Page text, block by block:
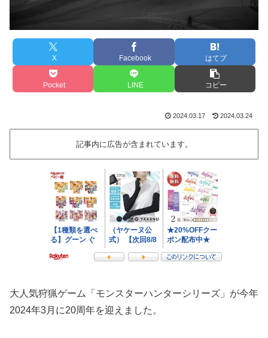
X Facebook はてブ
Pocket LINE コピー
2024.03.17 2024.03.24
記事内に広告が含まれています。
大人気狩猟ゲーム「モンスターハンターシリーズ」が今年
2024年3月に20周年を迎えました。